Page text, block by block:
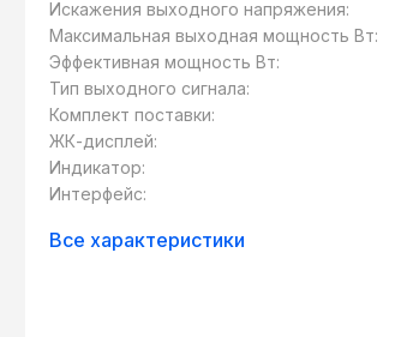
Искажения выходного напряжения:
Максимальная выходная мощность Вт:
Эффективная мощность Вт:
Тип выходного сигнала:
Комплект поставки:
ЖК-дисплей:
Индикатор:
Интерфейс:
Все характеристики